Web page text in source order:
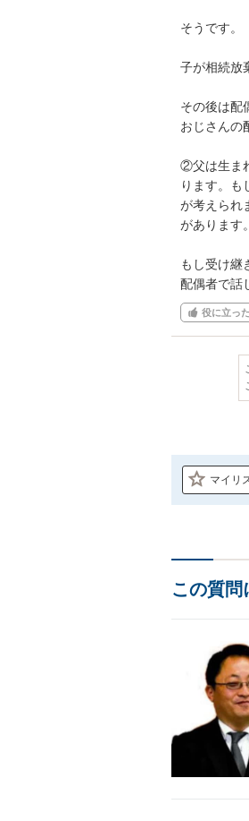
そうです。
子が相続放
その後は配
おじさんの
②父は生ま
ります。も
が考えられ
があります
もし受け継
配偶者で話
役に立った
マイリ
この質問